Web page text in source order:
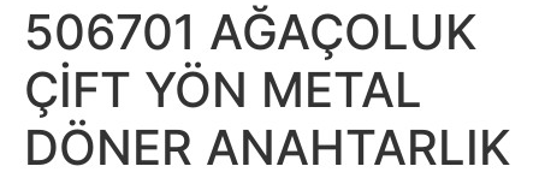
506701 AĞAÇOLUK
ÇİFT YÖN METAL
DÖNER ANAHTARLIK